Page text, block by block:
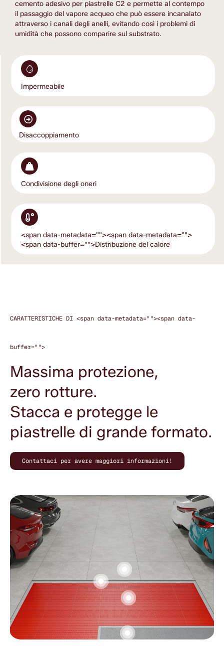
cemento adesivo per piastrelle C2 e permette al contempo
il passaggio del vapore acqueo che può essere incanalato
attraverso i canali degli anelli, evitando così i problemi di
umidità che possono comparire sul substrato.
Impermeabile
Disaccoppiamento
Condivisione degli oneri
<span data-metadata=""><span data-metadata="">
<span data-buffer="">Distribuzione del calore
CARATTERISTICHE DI <span data-metadata=""><span data-
buffer="">
Massima protezione,
zero rotture.
Stacca e protegge le
piastrelle di grande formato.
Contattaci per avere maggiori informazioni!